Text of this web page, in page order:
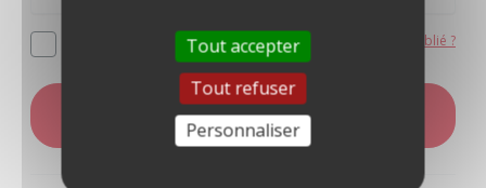
Se souvenir de moi Mot de passe oublié ?
CONNEXION
Tout accepter
Tout refuser
Personnaliser